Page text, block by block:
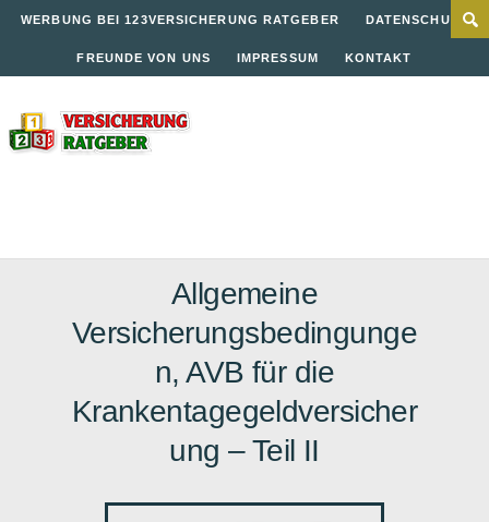
WERBUNG BEI 123VERSICHERUNG RATGEBER DATENSCHUTZ
FREUNDE VON UNS IMPRESSUM KONTAKT
Allgemeine
Versicherungsbedingunge
n, AVB für die
Krankentagegeldversicher
ung – Teil II